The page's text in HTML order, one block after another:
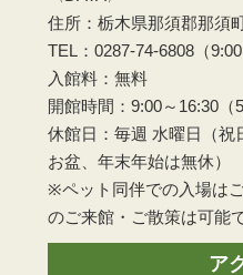
住所：栃木県那須郡那須
TEL：0287-74-6808（9:00
入館料：無料
開館時間：9:00～16:30（
休館日：毎週 水曜日（祝
お盆、年末年始は無休）
※ペット同伴での入場は
のご来館・ご散策は可能で
ア